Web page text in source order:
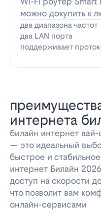
можно докупить к
два диапазона частот
два LAN порта
поддерживает
интернета
билайн интернет
— это идеальный
быстрое и
интернет Билайн
доступ на скорости
что позволит вам
онлайн-сервисами